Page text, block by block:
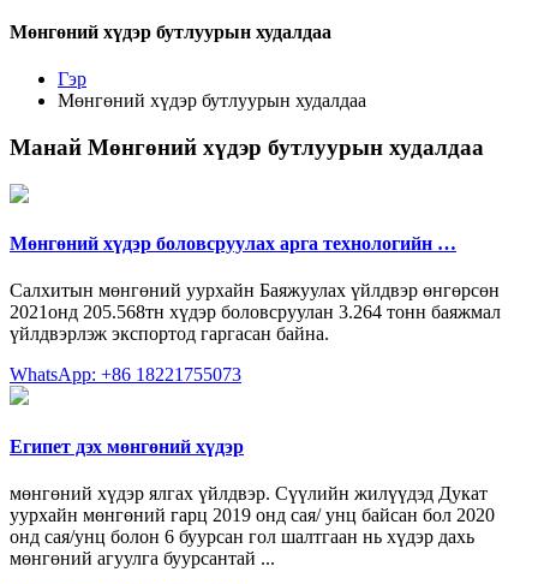
Мөнгөний хүдэр бутлуурын худалдаа
Гэр
Мөнгөний хүдэр бутлуурын худалдаа
Манай Мөнгөний хүдэр бутлуурын худалдаа
Мөнгөний хүдэр боловсруулах арга технологийн …
Салхитын мөнгөний уурхайн Баяжуулах үйлдвэр өнгөрсөн
2021онд 205.568тн хүдэр боловсруулан 3.264 тонн баяжмал
үйлдвэрлэж экспортод гаргасан байна.
WhatsApp: +86 18221755073
Египет дэх мөнгөний хүдэр
мөнгөний хүдэр ялгах үйлдвэр. Сүүлийн жилүүдэд Дукат
уурхайн мөнгөний гарц 2019 онд сая/ унц байсан бол 2020
онд сая/унц болон 6 буурсан гол шалтгаан нь хүдэр дахь
мөнгөний агуулга буурсантай ...